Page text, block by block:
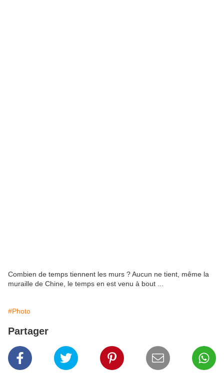
Combien de temps tiennent les murs ? Aucun ne tient, même la
muraille de Chine, le temps en est venu à bout ...
#Photo
Partager